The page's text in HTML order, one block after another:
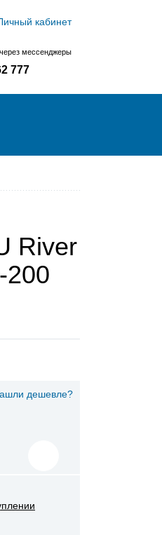
кабинет
мессенджеры
777
River
200
дешевле?